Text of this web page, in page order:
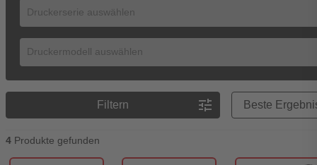
Filtern tune
4 Produkte gefunden